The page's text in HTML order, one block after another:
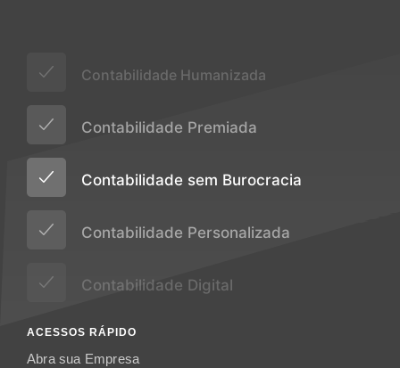
Contabilidade Humanizada
Contabilidade Premiada
Contabilidade sem Burocracia
Contabilidade Personalizada
Contabilidade Digital
ACESSOS RÁPIDO
Abra sua Empresa